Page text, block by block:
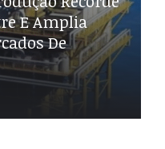
E Amplia
De